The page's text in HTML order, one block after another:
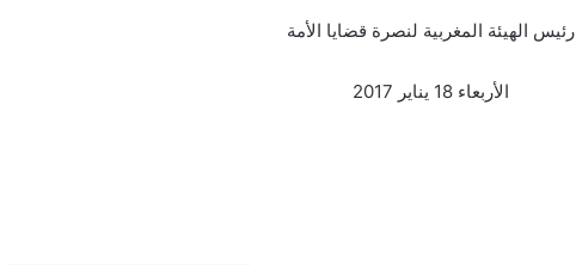
رئيس الهيئة المغربية لنصرة قضايا الأمة
الأربعاء 18 يناير 2017